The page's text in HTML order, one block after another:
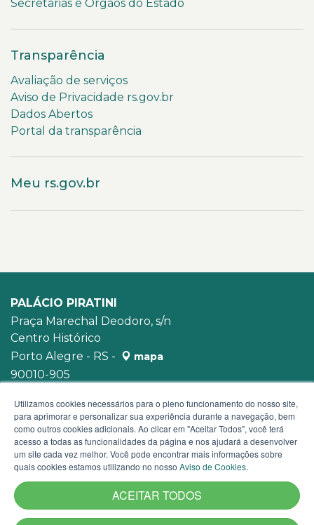
Secretarias e Órgãos do Estado
Transparência
Avaliação de serviços
Aviso de Privacidade rs.gov.br
Dados Abertos
Portal da transparência
Meu rs.gov.br
PALÁCIO PIRATINI
Praça Marechal Deodoro, s/n
Centro Histórico
Porto Alegre - RS -
mapa
90010-905
Utilizamos cookies necessários para o pleno funcionamento do nosso site,
para aprimorar e personalizar sua experiência durante a navegação, bem
como outros cookies adicionais. Ao clicar em "Aceitar Todos", você terá
acesso a todas as funcionalidades da página e nos ajudará a desenvolver
um site cada vez melhor. Você pode encontrar mais informações sobre
quais cookies estamos utilizando no nosso Aviso de Cookies.
ACEITAR TODOS